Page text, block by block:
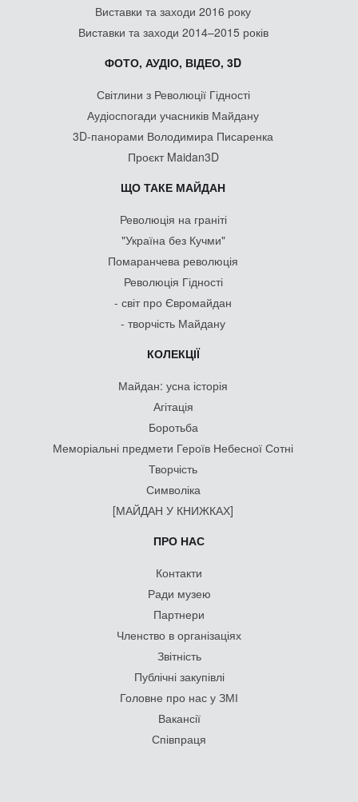
Виставки та заходи 2016 року
Виставки та заходи 2014–2015 років
ФОТО, АУДІО, ВІДЕО, 3D
Світлини з Революції Гідності
Аудіоспогади учасників Майдану
3D-панорами Володимира Писаренка
Проєкт Maidan3D
ЩО ТАКЕ МАЙДАН
Революція на граніті
"Україна без Кучми"
Помаранчева революція
Революція Гідності
- світ про Євромайдан
- творчість Майдану
КОЛЕКЦІЇ
Майдан: усна історія
Агітація
Боротьба
Меморіальні предмети Героїв Небесної Сотні
Творчість
Символіка
[МАЙДАН У КНИЖКАХ]
ПРО НАС
Контакти
Ради музею
Партнери
Членство в організаціях
Звітність
Публічні закупівлі
Головне про нас у ЗМІ
Вакансії
Співпраця